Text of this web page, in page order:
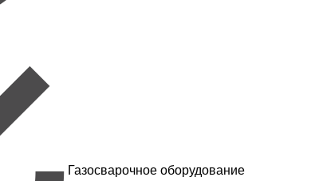
Газосварочное оборудование